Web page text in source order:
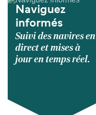
Naviguez
informés
Suivi des navires en
direct et mises à
jour en temps réel.